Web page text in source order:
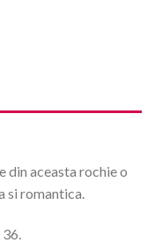
din aceasta rochie o
si romantica.